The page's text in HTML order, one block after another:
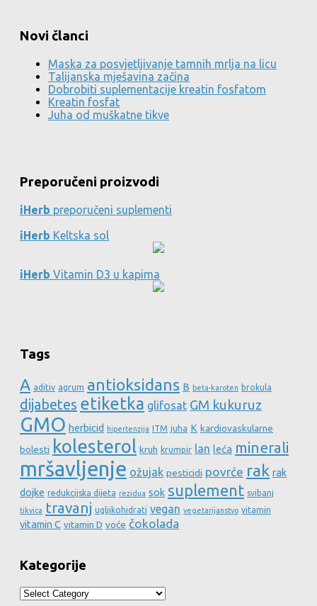
Novi članci
Maska za posvjetljivanje tamnih mrlja na licu
Talijanska mješavina začina
Dobrobiti suplementacije kreatin fosfatom
Kreatin fosfat
Juha od muškatne tikve
Preporučeni proizvodi
iHerb preporučeni suplementi
iHerb Keltska sol
iHerb Vitamin D3 u kapima
Tags
A aditiv agrum antioksidans B beta-karoten brokula
dijabetes etiketka glifosat GM kukuruz
GMO herbicid hipertenzija ITM juha K kardiovaskularne
bolesti kolesterol kruh krumpir lan leća minerali
mršavljenje ožujak pesticidi povrće rak rak
dojke redukcijska dijeta rezidua sok suplement svibanj
tikvica travanj ugljikohidrati vegan vegetarijanstvo vitamin
vitamin C vitamin D voće čokolada
Kategorije
Kategorije